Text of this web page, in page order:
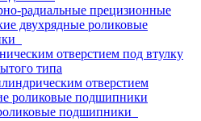
радиальные прецизионные
двухрядные роликовые
отверстием под втулку
типа
отверстием
роликовые подшипники
подшипники